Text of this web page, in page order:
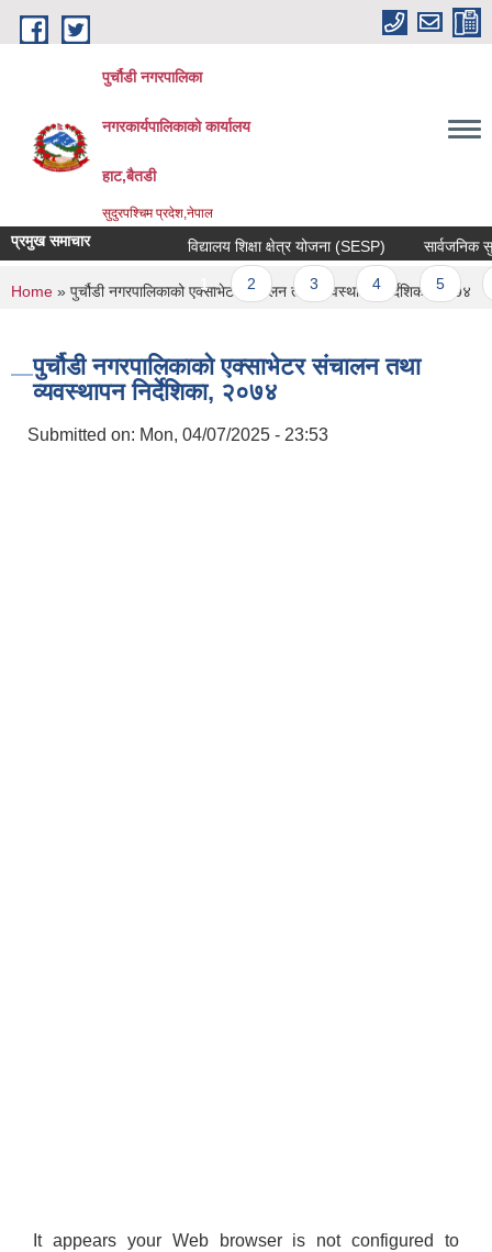
Skip to main content
पुर्चौडी नगरपालिका
नगरकार्यपालिकाकाे कार्यालय
हाट,बैतडी
सुदुरपश्चिम प्रदेश,नेपाल
प्रमुख समाचार विद्यालय शिक्षा क्षेत्र योजना (SESP) सार्वजनिक
Pages
1 2 3 4 5
You are here
Home » पुर्चौडी नगरपालिकाको एक्साभेटर संचालन तथा व्यवस्थापन निर्देशिका, २०७४
पुर्चौडी नगरपालिकाको एक्साभेटर संचालन तथा
व्यवस्थापन निर्देशिका, २०७४
Submitted on: Mon, 04/07/2025 - 23:53
It appears your Web browser is not configured to